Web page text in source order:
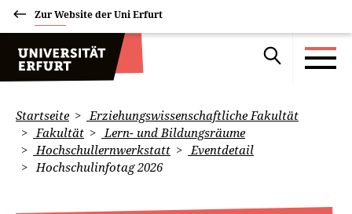
Zur Website der Uni Erfurt
Startseite
Erziehungswissenschaftliche Fakultät
Fakultät
Lern- und Bildungsräume
Hochschullernwerkstatt
Eventdetail
Hochschulinfotag 2026